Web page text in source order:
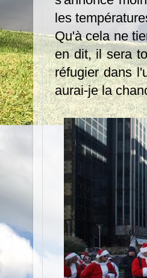
les
Qu'à cela ne
en dit, il sera
réfugier dans
aurai-je la